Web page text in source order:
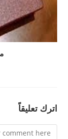
اترك تعليقاً